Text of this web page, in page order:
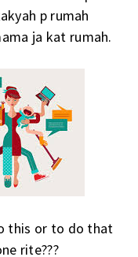
p rumah
ja kat rumah.
this or to do that
rite???